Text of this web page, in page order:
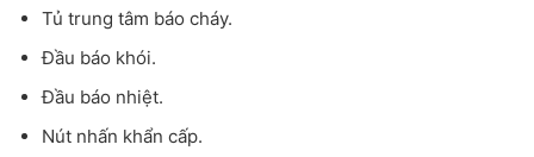
Tủ trung tâm báo cháy.
Đầu báo khói.
Đầu báo nhiệt.
Nút nhấn khẩn cấp.